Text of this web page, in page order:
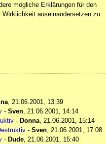
mögliche Erklärungen für den
auseinandersetzen zu
21.06.2001, 13:39
- Sven 21.06.2001, 14:14
- Donna 21.06.2001, 15:14
- Sven 21.06.2001, 17:08
- Dude 21.06.2001, 15:40